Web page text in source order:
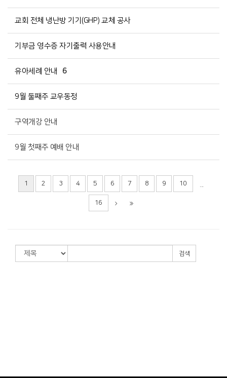
교회 전체 냉난방 기기(GHP) 교체 공사
기부금 영수증 자기출력 사용안내
유아세례 안내 6
9월 둘째주 교우동정
구역개강 안내
9월 첫째주 예배 안내
1 2 3 4 5 6 7 8 9 10
16
검색